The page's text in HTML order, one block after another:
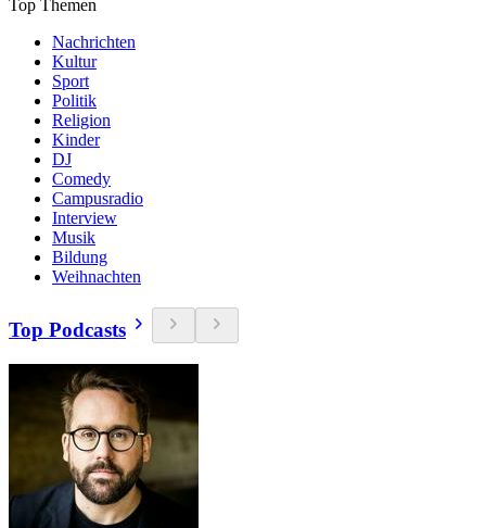
Top Themen
Nachrichten
Kultur
Sport
Politik
Religion
Kinder
DJ
Comedy
Campusradio
Interview
Musik
Bildung
Weihnachten
Top Podcasts